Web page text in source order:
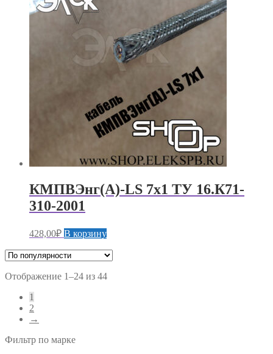
КМПВЭнг(А)-LS 7х1 ТУ 16.К71-
310-2001
428,00₽ В корзину
Отображение 1–24 из 44Сортировка:
1
2
→
Фильтр по марке